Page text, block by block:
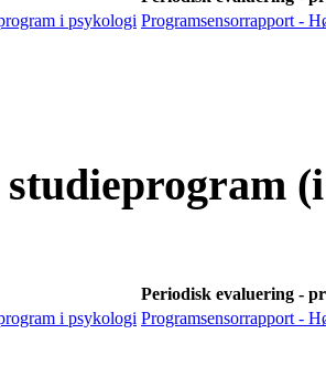
i psykologi Programsensorrapport -
Periodisk evaluering -
i psykologi Programsensorrapport -